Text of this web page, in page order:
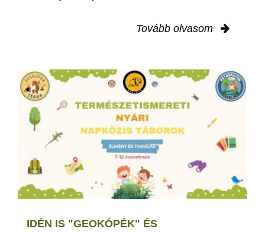
Tovább olvasom
IDÉN IS "GEOKÓPÉK" ÉS